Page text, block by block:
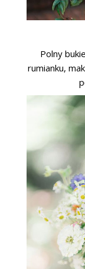
Polny
rumianku,